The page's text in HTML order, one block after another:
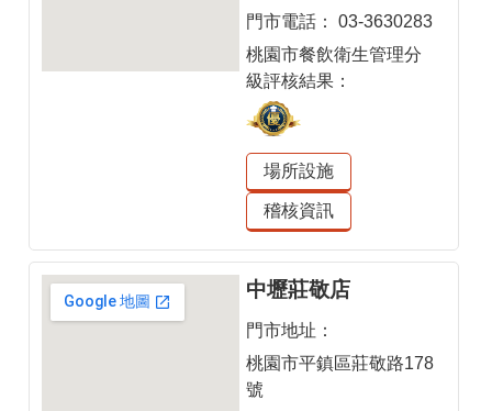
門市電話：
03-3630283
桃園市餐飲衛生管理分
級評核結果：
場所設施
稽核資訊
中壢莊敬店
門市地址：
桃園市平鎮區莊敬路178
號